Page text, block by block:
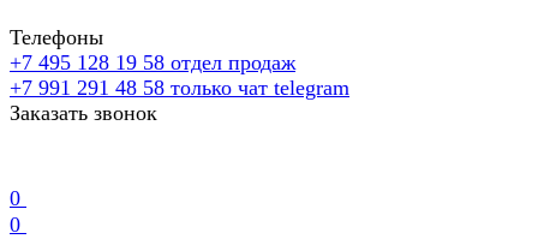
Телефоны
+7 495 128 19 58 отдел продаж
+7 991 291 48 58 только чат telegram
Заказать звонок
0
0